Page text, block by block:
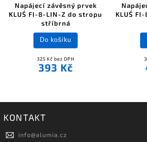
Napájecí závěsný prvek
KLUŚ FI-8-LIN-Z do stropu
stříbrná
325 Kč bez DPH
393 Kč
Do košíku
KLUŚ
KONTAKT
info@alumia.cz